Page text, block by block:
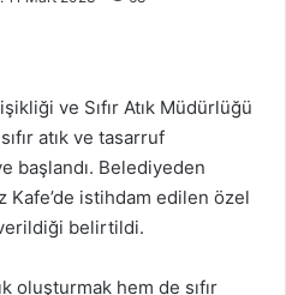
ve Sıfır Atık Müdürlüğü
atık ve tasarruf
başlandı. Belediyeden
Kafe’de istihdam edilen özel
belirtildi.
oluşturmak hem de sıfır